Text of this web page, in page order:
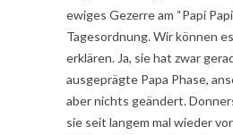
ewiges Gezerre am “Papi
Tagesordnung. Wir können
erklären. Ja, sie hat zwar
ausgeprägte Papa Phase,
aber nichts geändert.
sie seit langem mal wieder